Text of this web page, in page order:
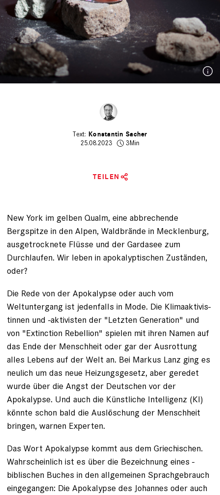
Konstantin Sacher
25.08.2023
3Min
TEILEN
New York im gelben Qualm, eine abbrechende
Bergspitze in den Alpen, Waldbrände in Mecklenburg,
ausgetrocknete Flüsse und der Gardasee zum
Durchlaufen. Wir leben in apokalyptischen Zuständen,
oder?
Die Rede von der Apokalypse oder auch vom
Weltuntergang ist ­jedenfalls in Mode. Die Klimaaktivis­
tinnen und -aktivisten der "Letzten Generation" und
von "Extinction Rebellion" spielen mit ihren Namen auf
das Ende der Menschheit oder gar der Ausrottung
alles Lebens auf der Welt an. Bei Markus Lanz ging es
neulich um das neue Heizungsgesetz, aber geredet
wurde über die Angst der Deutschen vor der
Apokalypse. Und auch die Künstliche Intelligenz (KI)
könnte schon bald die Auslöschung der Menschheit
bringen, warnen Experten.
Das Wort Apokalypse kommt aus dem Griechischen.
Wahrscheinlich ist es über die Bezeichnung eines ­
biblischen Buches in den ­allgemeinen Sprachgebrauch
eingegangen: Die Apokalypse des Johannes oder auch